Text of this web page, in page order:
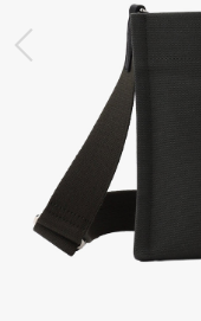
前の画像